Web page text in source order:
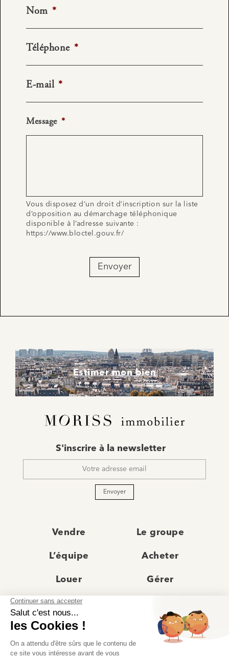
Nom *
Téléphone *
E-mail *
Message *
Vous disposez d’un droit d’inscription sur la liste
d’opposition au démarchage téléphonique
disponible à l’adresse suivante :
https://www.bloctel.gouv.fr/
Envoyer
Estimer mon bien
mail
S'inscrire à la newsletter
Envoyer
Vendre Le groupe
L’équipe Acheter
Louer Gérer
Actualités
Recrutement Avis clients
Prestige